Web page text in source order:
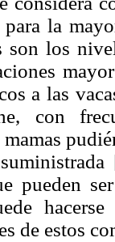
la
son los
a las
con
pueden
de estos